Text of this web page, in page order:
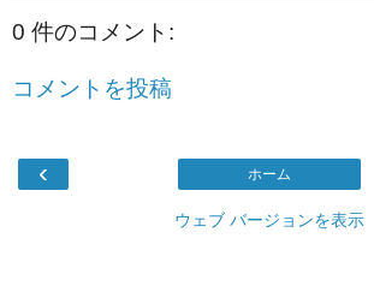
0 件のコメント:
コメントを投稿
‹ ホーム
ウェブ バージョンを表示